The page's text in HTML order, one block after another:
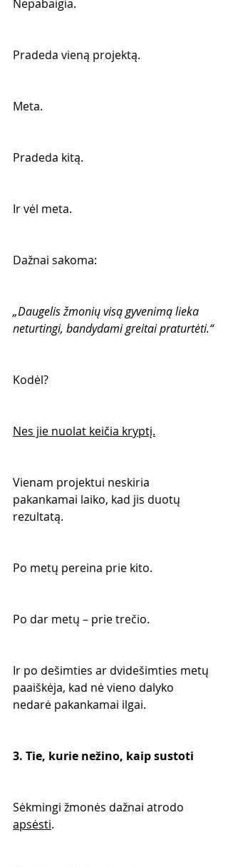
Nepabaigia.
Pradeda vieną projektą.
Meta.
Pradeda kitą.
Ir vėl meta.
Dažnai sakoma:
„Daugelis žmonių visą gyvenimą lieka
neturtingi, bandydami greitai praturtėti.“
Kodėl?
Nes jie nuolat keičia kryptį.
Vienam projektui neskiria
pakankamai laiko, kad jis duotų
rezultatą.
Po metų pereina prie kito.
Po dar metų – prie trečio.
Ir po dešimties ar dvidešimties metų
paaiškėja, kad nė vieno dalyko
nedarė pakankamai ilgai.
3. Tie, kurie nežino, kaip sustoti
Sėkmingi žmonės dažnai atrodo
apsėsti.